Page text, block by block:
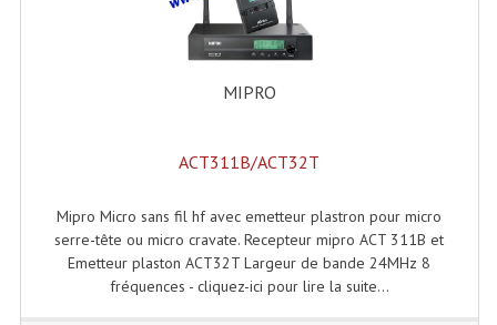
MIPRO
ACT311B/ACT32T
Mipro Micro sans fil hf avec emetteur plastron pour micro
serre-tête ou micro cravate. Recepteur mipro ACT 311B et
Emetteur plaston ACT32T Largeur de bande 24MHz 8
fréquences - cliquez-ici pour lire la suite...